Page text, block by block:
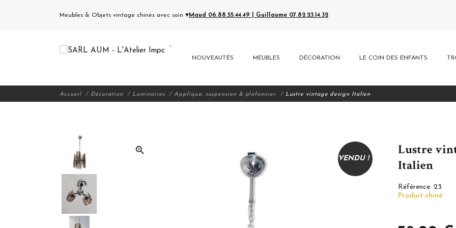
Meubles & Objets vintage chinés avec soin ♥Maud 06.88.55.44.49 | Guillaume 07.82.23.14.32
NOUVEAUTÉS MEUBLES DÉCORATION LE COIN DES ENFANTS
Accueil Décoration Luminaires Applique, suspension & plafonnier Lustre vintage design Italien
zoom_in
VENDU !
Lustre
Italien
Référence: 23
Produit chiné